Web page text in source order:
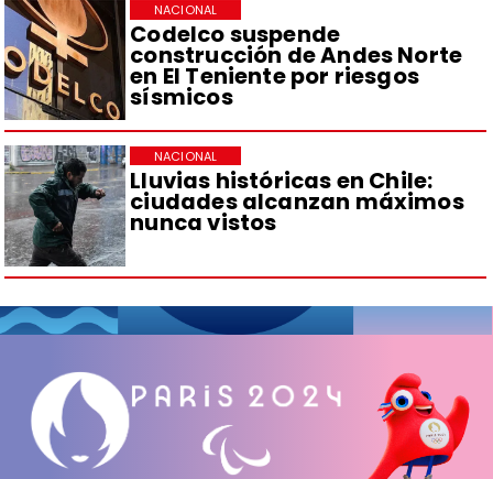
Codelco suspende
construcción de Andes Norte
en El Teniente por riesgos
sísmicos
NACIONAL
Lluvias históricas en Chile:
ciudades alcanzan máximos
nunca vistos
NACIONAL